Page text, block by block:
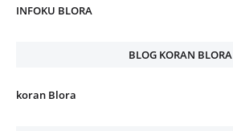
INFOKU BLORA
BLOG KORAN BLORA
koran Blora